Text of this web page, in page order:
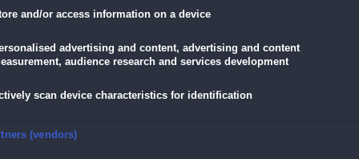
siehst den Pena-Palast in Portugal, genießt einen Spaziergang in Brügge in
besichtigst mehr als drei interessante Museen, siehst die besten
and/or access information on a device
advertising and content, advertising and content
audience research and services development
scan device characteristics for identification
security, prevent and detect fraud, and fix errors
(vendors)